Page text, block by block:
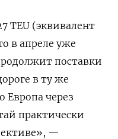
TEU (эквивалент
в апреле уже
поставки
в ту же
Европа через
практически
—